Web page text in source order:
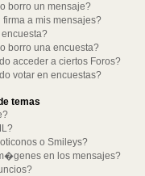
borro un mensaje?
a mis mensajes?
borro una encuesta?
acceder a ciertos Foros?
votar en encuestas?
temas
o Smileys?
en los mensajes?